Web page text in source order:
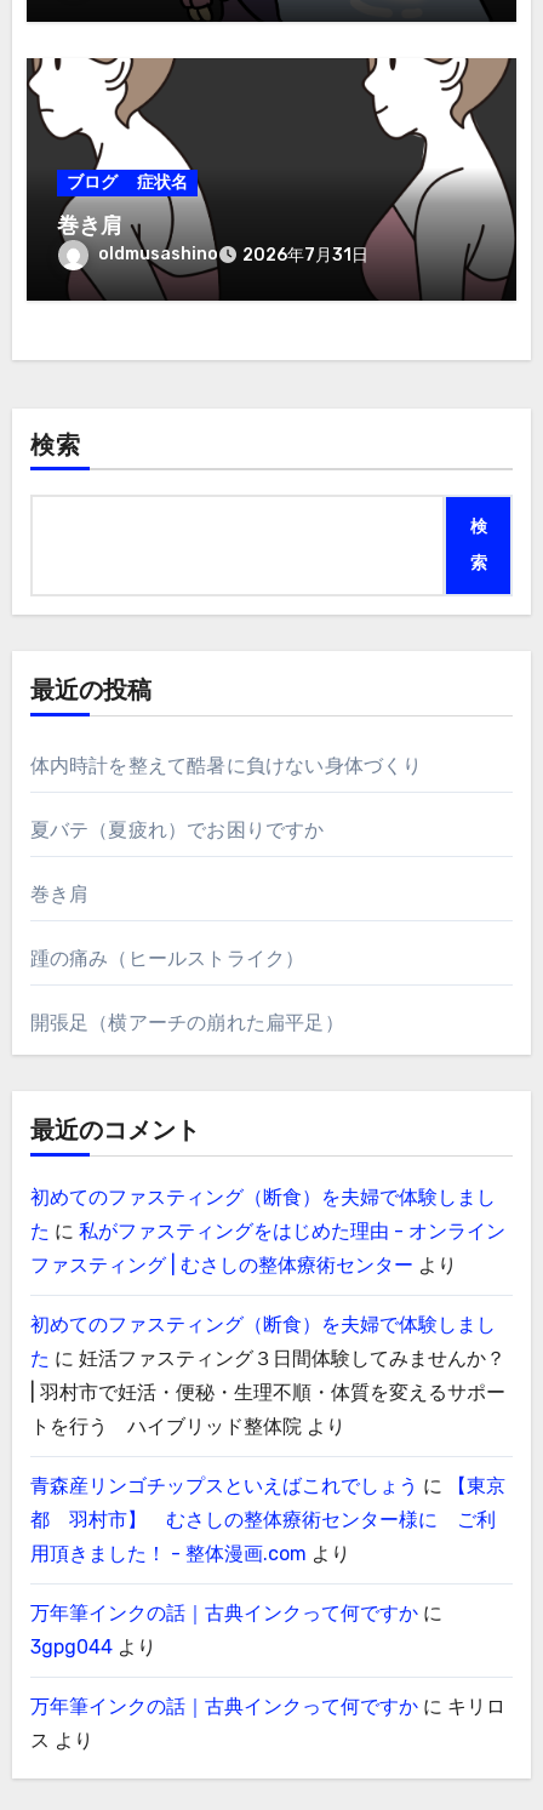
ブログ 症状名
巻き肩
oldmusashino 2026年7月31日
検索
検
索
最近の投稿
体内時計を整えて酷暑に負けない身体づくり
夏バテ（夏疲れ）でお困りですか
巻き肩
踵の痛み（ヒールストライク）
開張足（横アーチの崩れた扁平足）
最近のコメント
初めてのファスティング（断食）を夫婦で体験しまし
た に 私がファスティングをはじめた理由 - オンライン
ファスティング | むさしの整体療術センター より
初めてのファスティング（断食）を夫婦で体験しまし
た に 妊活ファスティング３日間体験してみませんか？
| 羽村市で妊活・便秘・生理不順・体質を変えるサポー
トを行う ハイブリッド整体院 より
青森産リンゴチップスといえばこれでしょう に
【東京
都 羽村市】 むさしの整体療術センター様に ご利
用頂きました！ - 整体漫画.com より
万年筆インクの話｜古典インクって何ですかに
3gpg044より
万年筆インクの話｜古典インクって何ですかに キリロ
ス より